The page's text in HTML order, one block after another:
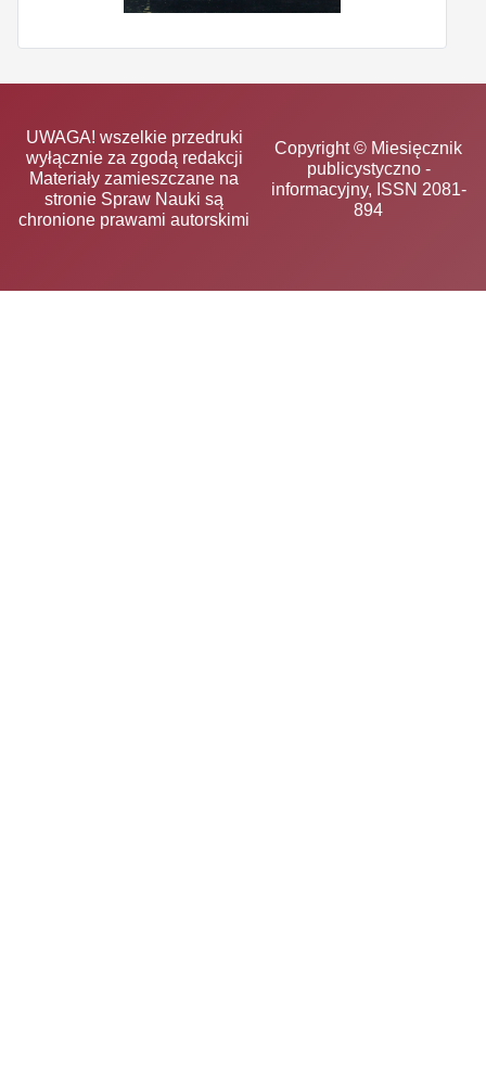
UWAGA! wszelkie przedruki
wyłącznie za zgodą redakcji
Materiały zamieszczane na
stronie Spraw Nauki są
chronione prawami autorskimi
Copyright © Miesięcznik
publicystyczno -
informacyjny, ISSN 2081-
894